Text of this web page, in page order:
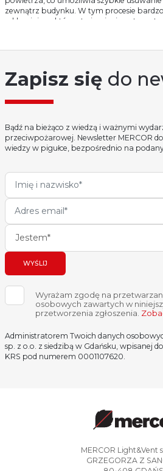
zewnątrz budynku. W tym procesie
oddymiające, które otwierają się
ogniem, a lepsza widoczność ułatwia
Co wchodzi w
oddymiania?
Klapy oddymiające stanowią integralną
sterowania dymem, który obejmuje także
przez Mercor. Należą do nich:
moduły rozszerzające (mcr R0424, -48),
urządzenia oddymiajace (takie jak klapy
LAM, okna odd. OSO),
urządzenia napowietrzajace (okna OSO,
Każde z tych rozwiązań nadaje się do
m.in. papą, membraną PCV, blachą
Kompleksowa
systemów
grawitacyjnego
umożliwiających zaprojektowanie
oddymiania grawitacyjnego,
systemy spełniają najwyższe normy
zadawane
oddymiania
Zapisz się do
Bądź na bieżąco z wiedzą i ważnymi
przeciwpożarowej. Newsletter MERCOR
wiedzy w pigułce, bezpośrednio na
Jestem*
WYŚLIJ
Wyrażam zgodę na
osobowych zawartych w
przetworzenia zgłoszenia.
Administratorem Twoich danych
sp. z o.o. z siedzibą w Gdańsku, wpisanej
KRS pod numerem 0001107620.
MERCOR Light&Vent
GRZEGORZA Z